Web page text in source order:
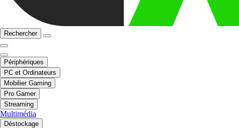
Rechercher
Périphériques
PC et Ordinateurs
Mobilier Gaming
Pro Gamer
Streaming
Multimédia
Déstockage